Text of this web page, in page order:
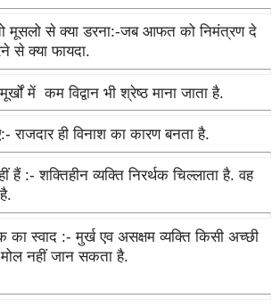
मूसलो से क्या डरना:-जब आफत को निमंत्रण दे
से क्या फायदा.
में कम विद्वान भी श्रेष्ठ माना जाता है.
राजदार ही विनाश का कारण बनता है.
हैं :- शक्तिहीन व्यक्ति निरर्थक चिल्लाता है. वह
का स्वाद :- मुर्ख एव असक्षम व्यक्ति किसी अच्छी
नहीं जान सकता है.